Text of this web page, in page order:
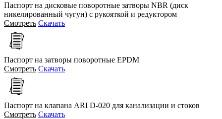
Паспорт на дисковые поворотные затворы NBR (диск
никелированный чугун) c рукояткой и редуктором
Смотреть Скачать
Паспорт на затворы поворотные EPDM
Смотреть Скачать
Паспорт на клапана ARI D-020 для канализации и стоков
Смотреть Скачать